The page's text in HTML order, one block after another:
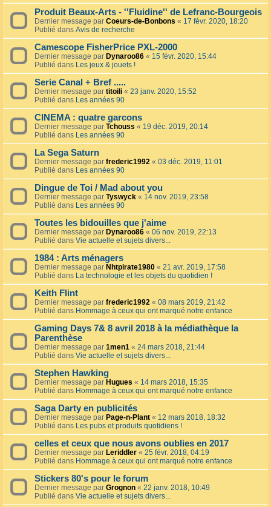
Produit Beaux-Arts - ''Fluidine'' de Lefranc-Bourgeois
Dernier message par Coeurs-de-Bonbons « 17 févr. 2020, 18:20
Publié dans Avis de recherche
Camescope FisherPrice PXL-2000
Dernier message par Dynaroo86 « 15 févr. 2020, 15:44
Publié dans Les jeux & jouets !
Serie Canal + Bref .....
Dernier message par titoili « 23 janv. 2020, 15:52
Publié dans Les années 90
CINEMA : quatre garcons
Dernier message par Tchouss « 19 déc. 2019, 20:14
Publié dans Les années 90
La Sega Saturn
Dernier message par frederic1992 « 03 déc. 2019, 11:01
Publié dans Les années 90
Dingue de Toi / Mad about you
Dernier message par Tyswyck « 14 nov. 2019, 23:58
Publié dans Les années 90
Toutes les bidouilles que j'aime
Dernier message par Dynaroo86 « 06 nov. 2019, 22:13
Publié dans Vie actuelle et sujets divers...
1984 : Arts ménagers
Dernier message par Nhtpirate1980 « 21 avr. 2019, 17:58
Publié dans La technologie et les objets du quotidien !
Keith Flint
Dernier message par frederic1992 « 08 mars 2019, 21:42
Publié dans Hommage à ceux qui ont marqué notre enfance
Gaming Days 7& 8 avril 2018 à la médiathèque la
Parenthèse
Dernier message par 1men1 « 24 mars 2018, 21:44
Publié dans Vie actuelle et sujets divers...
Stephen Hawking
Dernier message par Hugues « 14 mars 2018, 15:35
Publié dans Hommage à ceux qui ont marqué notre enfance
Saga Darty en publicités
Dernier message par Page-n-Plant « 12 mars 2018, 18:32
Publié dans Les pubs et produits quotidiens !
celles et ceux que nous avons oublies en 2017
Dernier message par Leriddler « 25 févr. 2018, 04:19
Publié dans Hommage à ceux qui ont marqué notre enfance
Stickers 80's pour le forum
Dernier message par Grognon « 22 janv. 2018, 10:49
Publié dans Vie actuelle et sujets divers...